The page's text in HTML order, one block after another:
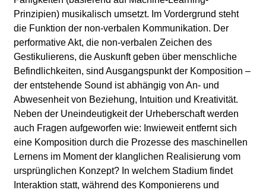
oPrinzipien) musikalisch umsetzt. Im Vordergrund steht
die Funktion der non-verbalen Kommunikation. Der
performative Akt, die non-verbalen Zeichen des
Gestikulierens, die Auskunft geben über menschliche
Befindlichkeiten, sind Ausgangspunkt der Komposition ‒
der entstehende Sound ist abhängig von An- und
Abwesenheit von Beziehung, Intuition und Kreativität.
Neben der Uneindeutigkeit der Urheberschaft werden
auch Fragen aufgeworfen wie: Inwieweit entfernt sich
eine Komposition durch die Prozesse des maschinellen
Lernens im Moment der klanglichen Realisierung vom
ursprünglichen Konzept? In welchem Stadium findet
Interaktion statt, während des Komponierens und